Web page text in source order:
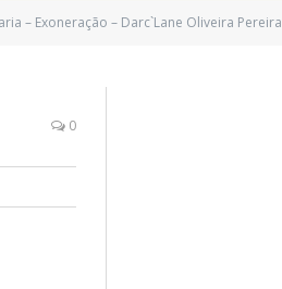
– Exoneração – Darc`Lane Oliveira Pereira
0